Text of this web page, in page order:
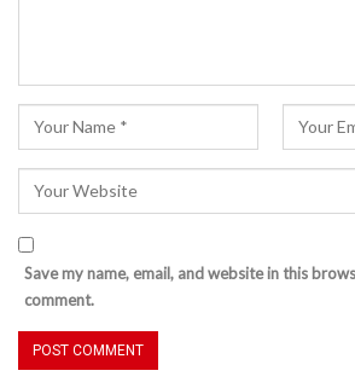
Save my name, email, and website in this
comment.